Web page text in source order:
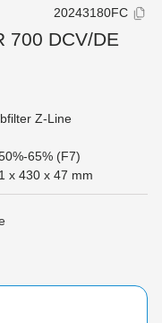
20243180FC
700 DCV/DE
Z-Line
65% (F7)
x 430 x 47 mm